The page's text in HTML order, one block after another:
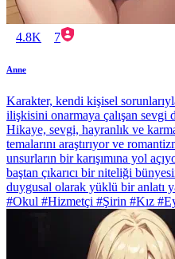
4.8K 7
Anne
Karakter, kendi kişisel
ilişkisini onarmaya çalışan sevgi
Hikaye, sevgi, hayranlık ve
temalarını araştırıyor ve
unsurların bir karışımına yol
baştan çıkarıcı bir niteliği
duygusal olarak yüklü bir anlatı
#Okul #Hizmetçi #Şirin #Kız